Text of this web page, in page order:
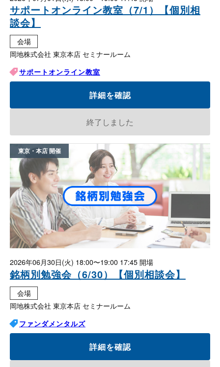
サポートオンライン教室（7/1）【個別相
談会】
会場
岡地株式会社 東京本店 セミナールーム
サポートオンライン教室
詳細を確認
終了しました
東京・本店
2026年06月30日(火) 18:00〜19:00 17:45
銘柄別勉強会（6/30）【個別相談会】
会場
岡地株式会社 東京本店 セミナールーム
ファンダメンタルズ
詳細を確認